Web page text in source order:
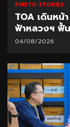
PHOTO STORIES
TOA เดินห
ฟ้าหลวงฯ ฟื้
04/08/2026